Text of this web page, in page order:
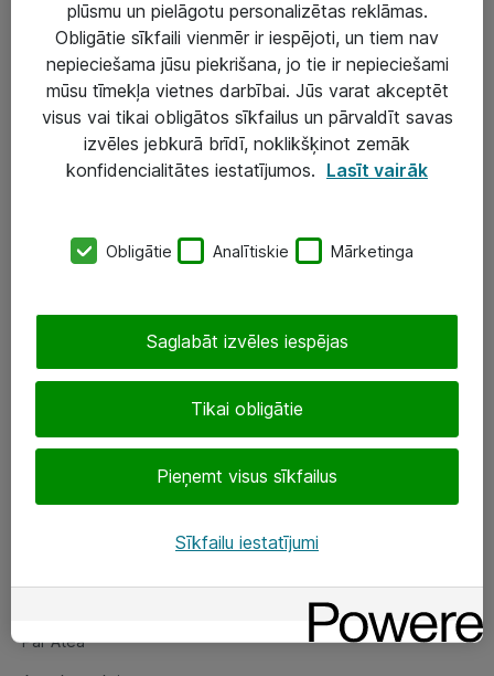
IT serviss un atbalsts
IT infrastruktūra
Darba vietu IT risinājumi
Serveri un datu centri
SIA „ATEA”
eShop@atea.lv
Sekojiet mums
Par Atea
Par Atea
plūsmu un pielāgotu personalizētas reklāmas.
Obligātie sīkfaili vienmēr ir iespējoti, un tiem nav
nepieciešama jūsu piekrišana, jo tie ir nepieciešami
mūsu tīmekļa vietnes darbībai. Jūs varat akceptēt
visus vai tikai obligātos sīkfailus un pārvaldīt savas
izvēles jebkurā brīdī, noklikšķinot zemāk
konfidencialitātes iestatījumos. Lasīt vairāk
Obligātie Analītiskie Mārketinga
Tikai obligātie
Pieņemt visus sīkfailus
Saglabāt izvēles iespējas
Sīkfailu iestatījumi